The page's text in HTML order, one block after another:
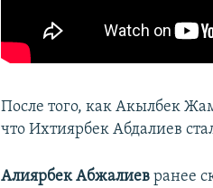
​После того, как Акылбек
что Ихтиярбек Абдалиев
Алиярбек Абжалиев ранее